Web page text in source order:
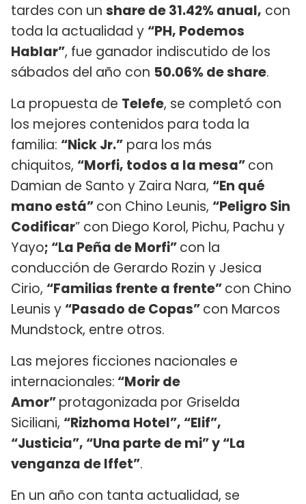
tardes con un share de 31.42% anual, con
toda la actualidad y “PH, Podemos
Hablar”, fue ganador indiscutido de los
sábados del año con 50.06% de share.
La propuesta de Telefe, se completó con
los mejores contenidos para toda la
familia: “Nick Jr.” para los más
chiquitos, “Morfi, todos a la mesa”con
Damian de Santo y Zaira Nara, “En qué
mano está”con Chino Leunis, “Peligro Sin
Codificar” con Diego Korol, Pichu, Pachu y
Yayo; “La Peña de Morfi”con la
conducción de Gerardo Rozin y Jesica
Cirio, “Familias frente a frente”con Chino
Leunis y “Pasado de Copas”con Marcos
Mundstock, entre otros.
Las mejores ficciones nacionales e
internacionales: “Morir de
Amor”protagonizada por Griselda
Siciliani, “Rizhoma Hotel”, “Elif”,
“Justicia”, “Una parte de mi” y “La
venganza de Iffet”.
En un año con tanta actualidad, se